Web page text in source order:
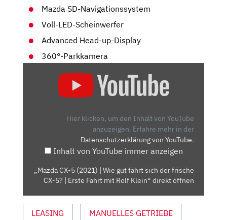
Mazda SD-Navigationssystem
Voll-LED-Scheinwerfer
Advanced Head-up-Display
360°-Parkkamera
FRISCHE
5?
| ERSTE
Hier klicken, um den Inhalt von YouTube
anzuzeigen. Erfahre mehr in der
Datenschutzerklärung von YouTube.
Inhalt von YouTube immer anzeigen
„Mazda CX-5 (2021) | Wie gut fährt sich der frische
CX-5? | Erste Fahrt mit Rolf Klein“ direkt öffnen
LEASING MANUELLES GETRIEBE